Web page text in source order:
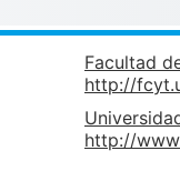
Facultad
http://
http://